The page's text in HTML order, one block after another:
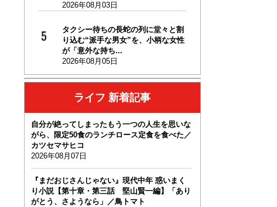
2026年08月03日
タクシー待ちの長蛇の列に堂々と割
り込む“派手な男女”を、小柄な女性
が「意外な持ち...
2026年08月05日
ライフ 新着記事
自分が絶ってしまったもう一つの人生を思いな
がら、限定50食のランチロース定食を食べた／
カツセマサヒコ
2026年08月07日
『まだおじさんじゃない』現代中年 惑いまく
り小説【第十章・第三話 堅山賢一編】「あり
がとう、さようなら」／鳥トマト